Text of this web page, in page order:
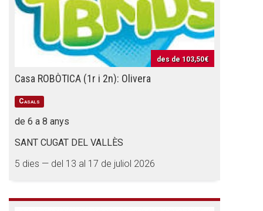
des de 103,50€
Casa ROBÒTICA (1r i 2n): Olivera
Casals
de 6 a 8 anys
SANT CUGAT DEL VALLÈS
5 dies — del 13 al 17 de juliol 2026
La Fundació
L'equip
ACTUALITAT
Notícies